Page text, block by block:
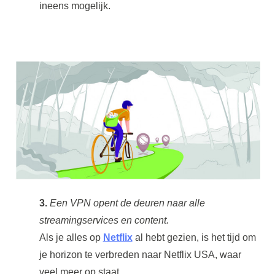
ineens mogelijk.
3. Een VPN opent de deuren naar alle
streamingservices en content.
Als je alles op Netflixal hebt gezien, is het tijd om
je horizon te verbreden naar Netflix USA, waar